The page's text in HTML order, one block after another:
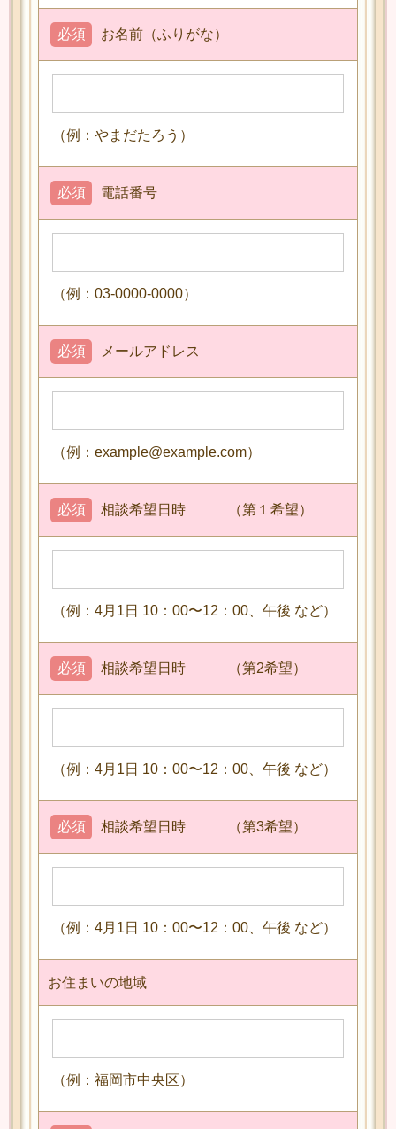
お名前（ふりがな）
必須
（例：やまだたろう）
電話番号
必須
（例：03-0000-0000）
メールアドレス
必須
（例：example@example.com）
相談希望日時 （第１希望）
必須
（例：4月1日 10：00〜12：00、午後 など）
相談希望日時 （第2希望）
必須
（例：4月1日 10：00〜12：00、午後 など）
相談希望日時 （第3希望）
必須
（例：4月1日 10：00〜12：00、午後 など）
お住まいの地域
（例：福岡市中央区）